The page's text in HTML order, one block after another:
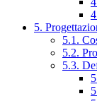
5.
5.1.
5.2.
5.3.